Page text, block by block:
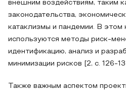
внешним воздействиям, таким
законодательства,
катаклизмы и пандемии. В этом
используются методы риск-
идентификацию, анализ и
минимизации рисков [2, с. 126-
Также важным аспектом